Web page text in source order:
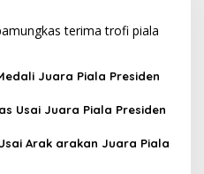
Juara Piala Presiden
Usai Juara Piala Presiden
Arak arakan Juara Piala